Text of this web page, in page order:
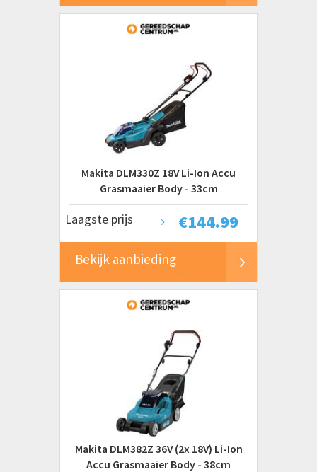
Makita DLM330Z 18V Li-Ion Accu
Grasmaaier Body - 33cm
€144.99
Laagste prijs
Bekijk aanbieding
Makita DLM382Z 36V (2x 18V) Li-Ion
Accu Grasmaaier Body - 38cm